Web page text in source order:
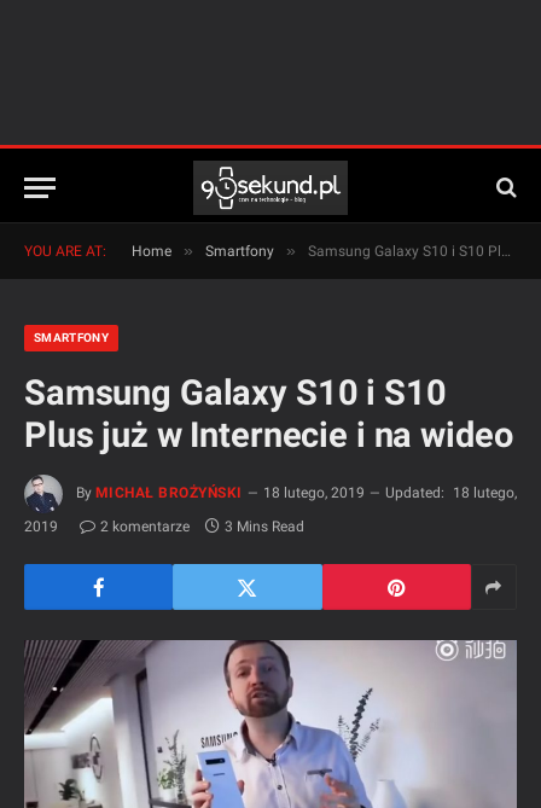
YOU ARE AT: Home » Smartfony » Samsung Galaxy S10 i S10 Plus już w Internecie i na wideo
SMARTFONY
Samsung Galaxy S10 i S10
Plus już w Internecie i na wideo
By MICHAŁ BROŻYŃSKI 18 lutego, 2019 Updated:
18 lutego,
2019
2 komentarze 3 Mins Read